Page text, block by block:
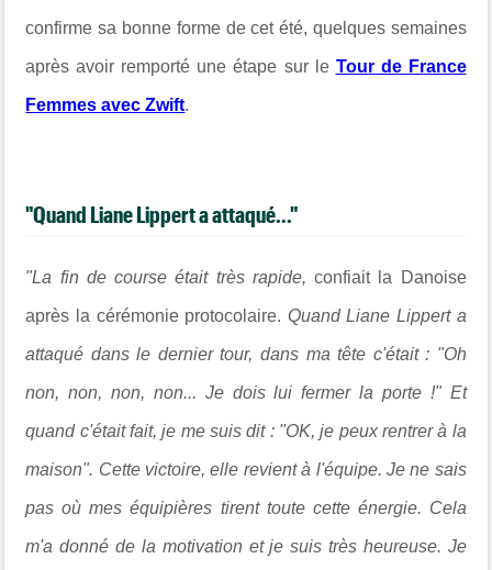
confirme sa bonne forme de cet été, quelques semaines
après avoir remporté une étape sur le Tour de France
Femmes avec Zwift.
"Quand Liane Lippert a attaqué..."
"La fin de course était très rapide, confiait la Danoise
après la cérémonie protocolaire. Quand Liane Lippert a
attaqué dans le dernier tour, dans ma tête c'était : "Oh
non, non, non, non... Je dois lui fermer la porte !" Et
quand c'était fait, je me suis dit : "OK, je peux rentrer à la
maison". Cette victoire, elle revient à l'équipe. Je ne sais
pas où mes équipières tirent toute cette énergie. Cela
m'a donné de la motivation et je suis très heureuse. Je